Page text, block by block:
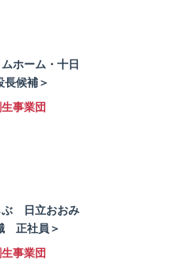
ホーム・十日
候補＞
事業団
ぶ 日立おおみ
正社員＞
事業団